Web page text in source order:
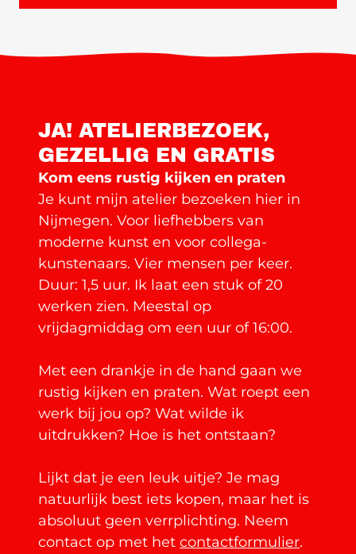
JA! ATELIERBEZOEK,
GEZELLIG EN GRATIS
Kom eens rustig kijken en praten
Je kunt mijn atelier bezoeken hier in
Nijmegen. Voor liefhebbers van
moderne kunst en voor collega-
kunstenaars. Vier mensen per keer.
Duur: 1,5 uur. Ik laat een stuk of 20
werken zien. Meestal op
vrijdagmiddag om een uur of 16:00.
Met een drankje in de hand gaan we
rustig kijken en praten. Wat roept een
werk bij jou op? Wat wilde ik
uitdrukken? Hoe is het ontstaan?
Lijkt dat je een leuk uitje? Je mag
natuurlijk best iets kopen, maar het is
absoluut geen verrplichting. Neem
contact op met het contactformulier.